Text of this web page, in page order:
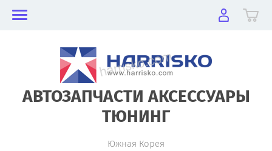
АВТОЗАПЧАСТИ АКСЕССУАРЫ
ТЮНИНГ
Южная Корея